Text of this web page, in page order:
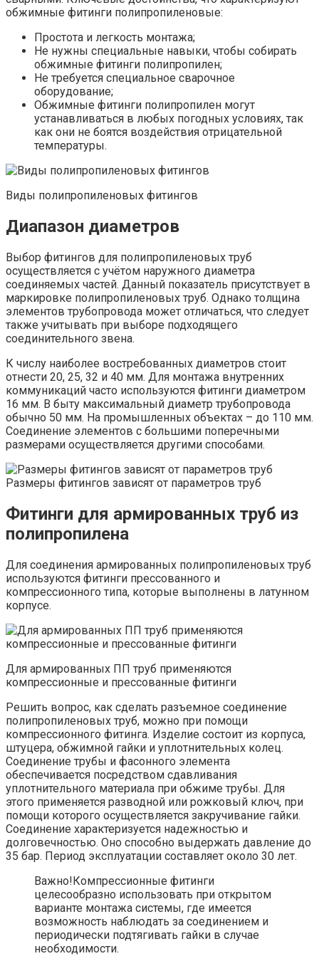
обжимные фитинги полипропиленовые:
Простота и легкость монтажа;
Не нужны специальные навыки, чтобы собирать
обжимные фитинги полипропилен;
Не требуется специальное сварочное
оборудование;
Обжимные фитинги полипропилен могут
устанавливаться в любых погодных условиях, так
как они не боятся воздействия отрицательной
температуры.
Виды полипропиленовых фитингов
Диапазон диаметров
Выбор фитингов для полипропиленовых труб
осуществляется с учётом наружного диаметра
соединяемых частей. Данный показатель присутствует в
маркировке полипропиленовых труб. Однако толщина
элементов трубопровода может отличаться, что следует
также учитывать при выборе подходящего
соединительного звена.
К числу наиболее востребованных диаметров стоит
отнести 20, 25, 32 и 40 мм. Для монтажа внутренних
коммуникаций часто используются фитинги диаметром
16 мм. В быту максимальный диаметр трубопровода
обычно 50 мм. На промышленных объектах – до 110 мм.
Соединение элементов с большими поперечными
размерами осуществляется другими способами.
Размеры фитингов зависят от параметров труб
Фитинги для армированных труб из
полипропилена
Для соединения армированных полипропиленовых труб
используются фитинги прессованного и
компрессионного типа, которые выполнены в латунном
корпусе.
Для армированных ПП труб применяются
компрессионные и прессованные фитинги
Решить вопрос, как сделать разъемное соединение
полипропиленовых труб, можно при помощи
компрессионного фитинга. Изделие состоит из корпуса,
штуцера, обжимной гайки и уплотнительных колец.
Соединение трубы и фасонного элемента
обеспечивается посредством сдавливания
уплотнительного материала при обжиме трубы. Для
этого применяется разводной или рожковый ключ, при
помощи которого осуществляется закручивание гайки.
Соединение характеризуется надежностью и
долговечностью. Оно способно выдержать давление до
35 бар. Период эксплуатации составляет около 30 лет.
Важно!Компрессионные фитинги
целесообразно использовать при открытом
варианте монтажа системы, где имеется
возможность наблюдать за соединением и
периодически подтягивать гайки в случае
необходимости.